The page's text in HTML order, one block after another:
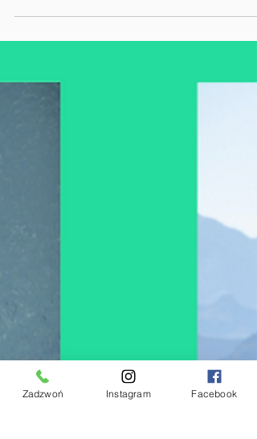
W gabinecie diagnozowałem nietypowe złamanie obu
Zadzwoń Instagram Facebook